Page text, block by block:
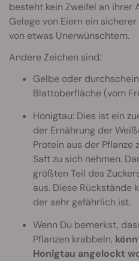
besteht kein Zweifel an ihrer
Gelege von Eiern ein
von etwas Unerwünschtem.
Andere Zeichen sind:
Gelbe oder
Blattoberfläche (vom
Honigtau: Dies ist ein
der Ernährung der
Protein aus der Pflanze
Saft zu sich nehmen.
größten Teil des
aus. Diese Rückstände
der sehr gefährlich ist.
Wenn Du bemerkst,
Pflanzen krabbeln,
Honigtau angelockt